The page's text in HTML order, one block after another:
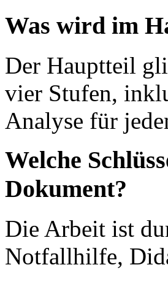
Was wird im
Der Hauptteil
vier Stufen,
Analyse für
Welche
Dokument?
Die Arbeit ist
Notfallhilfe,